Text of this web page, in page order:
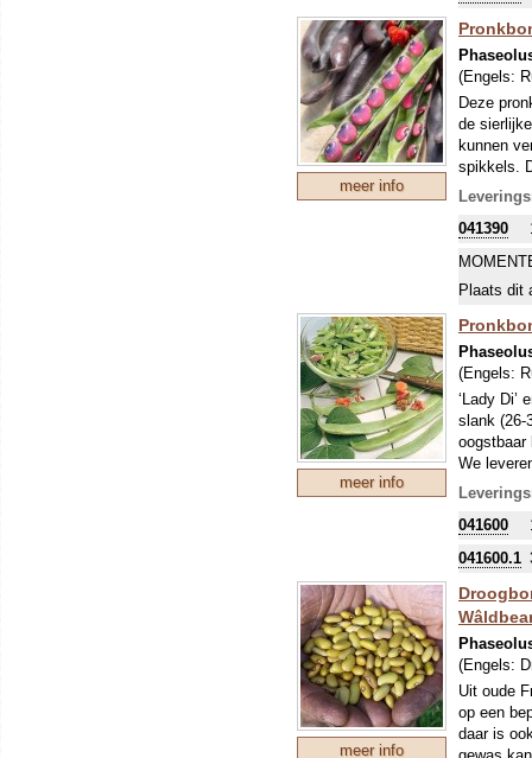
meer info
(Engels:
Deze
de
kunnen
spikkels.
kunnen
041390
Plaats dit
meer info
(Engels:
‘Lady Di’
slank (26-
oogstbaar
We
kunnen
041600
041600.1
meer info
(Engels:
Uit oude
op een
daar is